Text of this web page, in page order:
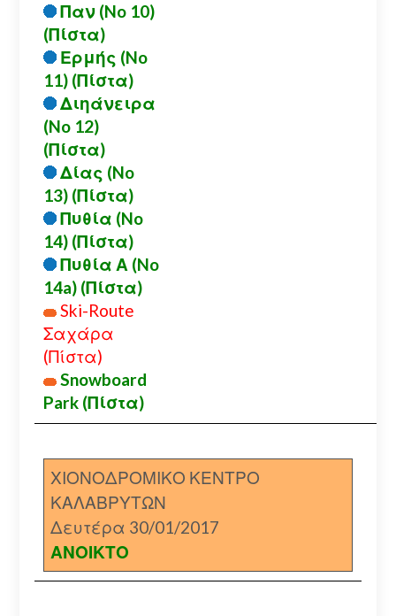
Παν (No 10)
(Πίστα)
Ερμής (No
11) (Πίστα)
Διηάνειρα
(No 12)
(Πίστα)
Δίας (No
13) (Πίστα)
Πυθία (No
14) (Πίστα)
Πυθία Α (No
14a) (Πίστα)
Ski-Route
Σαχάρα
(Πίστα)
Snowboard
Park (Πίστα)
ΧΙΟΝΟΔΡΟΜΙΚΟ ΚΕΝΤΡΟ
ΚΑΛΑΒΡΥΤΩΝ
Δευτέρα 30/01/2017
ΑΝΟΙΚΤΟ